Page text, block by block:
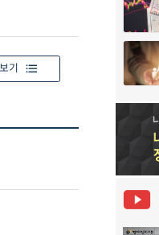
기